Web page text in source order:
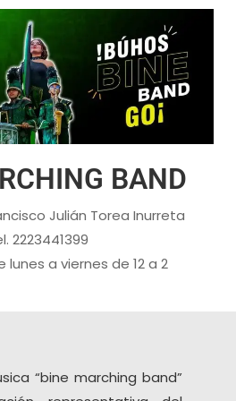
BAND
Julián Torea Inurreta
2223441399
a viernes de 12 a 2
“bine marching band”